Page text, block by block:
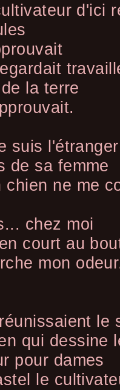
d'ici
la terre
suis
de sa femme
chien ne me
chez moi
court au
mon
le
qui
pour dames
le